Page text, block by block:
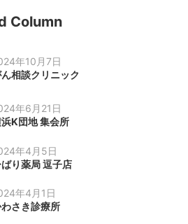
Column
年10月7日
相談クリニック
年6月21日
K団地 集会所
年4月5日
り薬局 逗子店
年4月1日
さき診療所